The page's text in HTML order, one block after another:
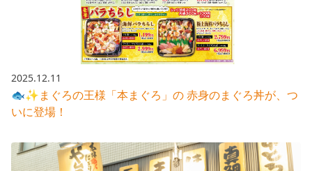
2025.12.11
🐟✨まぐろの王様「本まぐろ」の 赤身のまぐろ丼が、つ
いに登場！